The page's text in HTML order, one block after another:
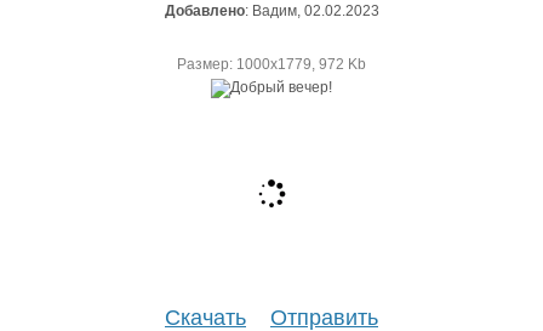
Добавлено: Вадим, 02.02.2023
Размер: 1000х1779, 972 Kb
Скачать Отправить